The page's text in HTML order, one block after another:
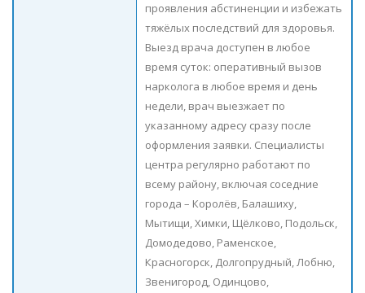
проявления абстиненции и избежать
тяжёлых последствий для здоровья.
Выезд врача доступен в любое
время суток: оперативный вызов
нарколога в любое время и день
недели, врач выезжает по
указанному адресу сразу после
оформления заявки. Специалисты
центра регулярно работают по
всему району, включая соседние
города – Королёв, Балашиху,
Мытищи, Химки, Щёлково, Подольск,
Домодедово, Раменское,
Красногорск, Долгопрудный, Лобню,
Звенигород, Одинцово,